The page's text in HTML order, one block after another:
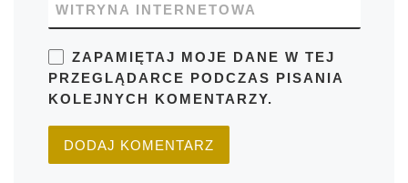
WITRYNA INTERNETOWA
ZAPAMIĘTAJ MOJE DANE W TEJ
PRZEGLĄDARCE PODCZAS PISANIA
KOLEJNYCH KOMENTARZY.